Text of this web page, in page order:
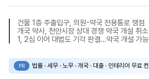
건물 1층 주출입구, 의원-약국 전용통로 쟁점
개국 약사, 천안시장 상대 경쟁 약국 개설 취
1, 2심 이어 대법도 기각 판결…약국 개설 가능
PR 법률 · 세무 · 노무 · 개국 · 대출 · 인테리어 무료